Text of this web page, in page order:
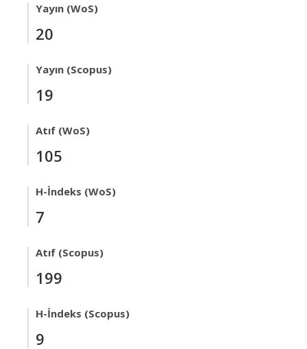
Yayın (WoS)
20
Yayın (Scopus)
19
Atıf (WoS)
105
H-İndeks (WoS)
7
Atıf (Scopus)
199
H-İndeks (Scopus)
9